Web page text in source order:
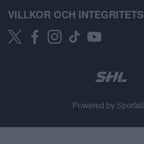
VILLKOR OCH
Powered by